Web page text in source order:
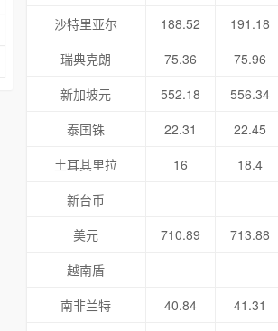
沙特里亚尔
188.52 191.18
瑞典克朗
75.36 75.96
新加坡元
552.18 556.34
泰国铢
22.31 22.45
土耳其里拉
16 18.4
新台币
美元
710.89 713.88
越南盾
南非兰特
40.84 41.31